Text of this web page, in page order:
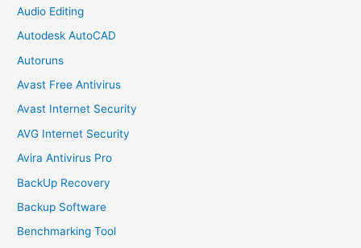
Audio Editing
Autodesk AutoCAD
Autoruns
Avast Free Antivirus
Avast Internet Security
AVG Internet Security
Avira Antivirus Pro
BackUp Recovery
Backup Software
Benchmarking Tool